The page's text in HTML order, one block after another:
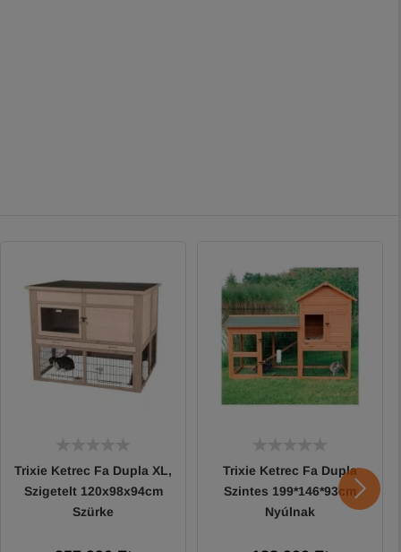
Trixie Ketrec Fa Dupla XL,
Szigetelt 120x98x94cm
Szürke
Trixie Ketrec Fa Dupla
Szintes 199*146*93cm
Nyúlnak